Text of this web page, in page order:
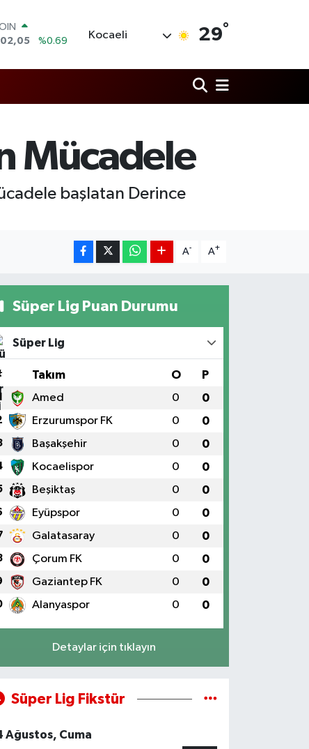
%0.69
%0.06
ALTIN
%0.32
Kocaeli 29°
Mücadele
başlatan Derince
A- A+
Süper Lig Puan Durumu
Süper Lig
Takım O P
Amed 0 0
Erzurumspor FK 0 0
Başakşehir 0 0
Kocaelispor 0 0
Beşiktaş 0 0
Eyüpspor 0 0
Galatasaray 0 0
Çorum FK 0 0
Gaziantep FK 0 0
Alanyaspor 0 0
Detaylar için tıklayın
Süper Lig Fikstür
Ağustos, Cuma